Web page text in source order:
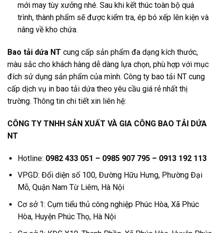
mới may tùy xưởng nhé. Sau khi kết thúc toàn bộ quá
trình, thành phẩm sẽ được kiểm tra, ép bó xếp lên kiện và
nâng về kho chứa.
Bao tải dứa NT cung cấp sản phẩm đa dạng kích thước,
màu sắc cho khách hàng dễ dàng lựa chọn, phù hợp với mục
đích sử dụng sản phẩm của mình. Công ty bao tải NT cung
cấp dịch vụ in bao tải dứa theo yêu cầu giá rẻ nhất thị
trường. Thông tin chi tiết xin liên hệ:
CÔNG TY TNHH SẢN XUẤT VÀ GIA CÔNG BAO TẢI DỨA
NT
Hotline: 0982 433 051 – 0985 907 795 – 0913 192 113
VPGD: Đối diện số 100, Đường Hữu Hưng, Phường Đại
Mỗ, Quận Nam Từ Liêm, Hà Nội
Cơ sở 1: Cụm tiểu thủ công nghiệp Phúc Hòa, Xã Phúc
Hòa, Huyện Phúc Thọ, Hà Nội